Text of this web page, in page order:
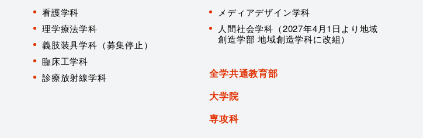
看護学科
理学療法学科
義肢装具学科（募集停止）
臨床工学科
診療放射線学科
メディアデザイン学科
人間社会学科（2027年4月1日より地域
創造学部 地域創造学科に改組）
全学共通教育部
大学院
専攻科